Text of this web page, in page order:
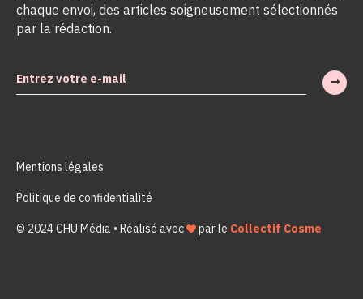
chaque envoi, des articles soigneusement sélectionnés
par la rédaction.
Mentions légales
Politique de confidentialité
© 2024 CHU Média • Réalisé avec par le Collectif Cosme